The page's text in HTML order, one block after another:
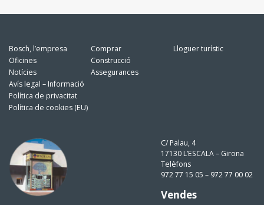
Bosch, l’empresa
Oficines
Notícies
Avís legal – Informació
Política de privacitat
Política de cookies (EU)
Comprar
Construcció
Assegurances
Lloguer turístic
C/ Palau, 4
17130 L’ESCALA – Girona
Telèfons
972 77 15 05 – 972 77 00 02
Vendes